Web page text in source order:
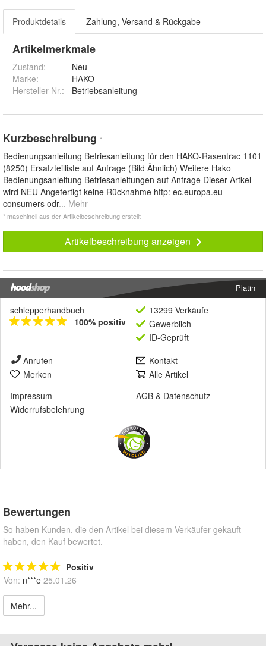
Produktdetails Zahlung, Versand & Rückgabe
Artikelmerkmale
Zustand:
Neu
Marke:
HAKO
Hersteller Nr.:
Betriebsanleitung
Kurzbeschreibung *
Bedienungsanleitung Betriesanleitung für den HAKO-Rasentrac 1101
(8250) Ersatzteilliste auf Anfrage (Bild Ähnlich) Weitere Hako
Bedienungsanleitung Betriesanleitungen auf Anfrage Dieser Artkel
wird NEU Angefertigt keine Rücknahme http: ec.europa.eu
consumers odr... Mehr
* maschinell aus der Artikelbeschreibung erstellt
Artikelbeschreibung anzeigen
Platin
schlepperhandbuch
100% positiv
13299 Verkäufe
Gewerblich
ID-Geprüft
Anrufen
Kontakt
Merken
Alle Artikel
Impressum
AGB & Datenschutz
Widerrufsbelehrung
Bewertungen
So haben Kunden, die den Artikel bei diesem Verkäufer gekauft
haben, den Kauf bewertet.
Positiv
Von: n***e 25.01.26
Mehr...